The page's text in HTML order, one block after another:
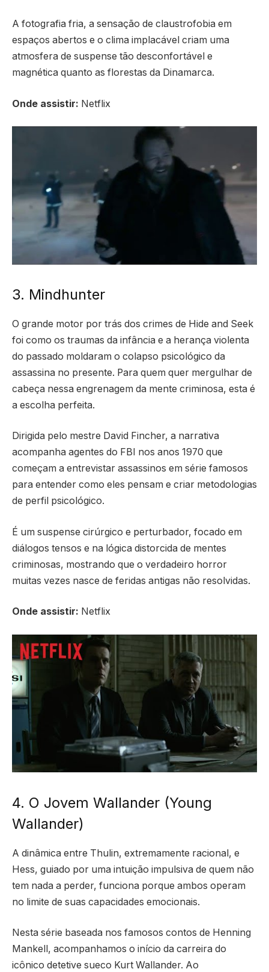
A fotografia fria, a sensação de claustrofobia em
espaços abertos e o clima implacável criam uma
atmosfera de suspense tão desconfortável e
magnética quanto as florestas da Dinamarca.
Onde assistir: Netflix
3. Mindhunter
O grande motor por trás dos crimes de Hide and Seek
foi como os traumas da infância e a herança violenta
do passado moldaram o colapso psicológico da
assassina no presente. Para quem quer mergulhar de
cabeça nessa engrenagem da mente criminosa, esta é
a escolha perfeita.
Dirigida pelo mestre David Fincher, a narrativa
acompanha agentes do FBI nos anos 1970 que
começam a entrevistar assassinos em série famosos
para entender como eles pensam e criar metodologias
de perfil psicológico.
É um suspense cirúrgico e perturbador, focado em
diálogos tensos e na lógica distorcida de mentes
criminosas, mostrando que o verdadeiro horror
muitas vezes nasce de feridas antigas não resolvidas.
Onde assistir: Netflix
4. O Jovem Wallander (Young
Wallander)
A dinâmica entre Thulin, extremamente racional, e
Hess, guiado por uma intuição impulsiva de quem não
tem nada a perder, funciona porque ambos operam
no limite de suas capacidades emocionais.
Nesta série baseada nos famosos contos de Henning
Mankell, acompanhamos o início da carreira do
icônico detetive sueco Kurt Wallander. Ao